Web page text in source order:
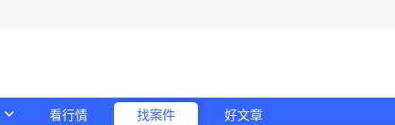
看行情 找案件 好文章